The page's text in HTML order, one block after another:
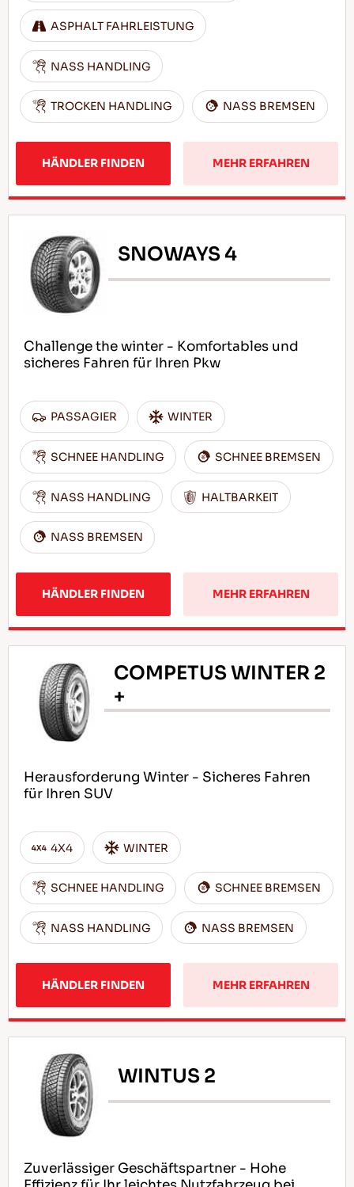
ASPHALT FAHRLEISTUNG
NASS HANDLING
TROCKEN HANDLING NASS BREMSEN
HÄNDLER FINDEN MEHR ERFAHREN
SNOWAYS 4
Challenge the winter - Komfortables und
sicheres Fahren für Ihren Pkw
PASSAGIER WINTER
SCHNEE HANDLING SCHNEE BREMSEN
NASS HANDLING HALTBARKEIT
NASS BREMSEN
HÄNDLER FINDEN MEHR ERFAHREN
COMPETUS WINTER 2
+
Herausforderung Winter - Sicheres Fahren
für Ihren SUV
4X4 WINTER
SCHNEE HANDLING SCHNEE BREMSEN
NASS HANDLING NASS BREMSEN
HÄNDLER FINDEN MEHR ERFAHREN
WINTUS 2
Zuverlässiger Geschäftspartner - Hohe